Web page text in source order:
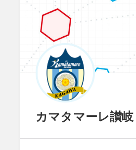
カマタマーレ讃岐